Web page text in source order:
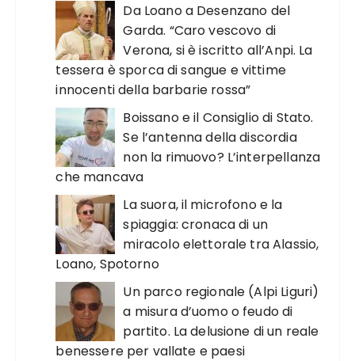
Da Loano a Desenzano del
Garda. “Caro vescovo di
Verona, si è iscritto all’Anpi. La
tessera è sporca di sangue e vittime
innocenti della barbarie rossa”
Boissano e il Consiglio di Stato.
Se l’antenna della discordia
non la rimuovo? L’interpellanza
che mancava
La suora, il microfono e la
spiaggia: cronaca di un
miracolo elettorale tra Alassio,
Loano, Spotorno
Un parco regionale (Alpi Liguri)
a misura d’uomo o feudo di
partito. La delusione di un reale
benessere per vallate e paesi